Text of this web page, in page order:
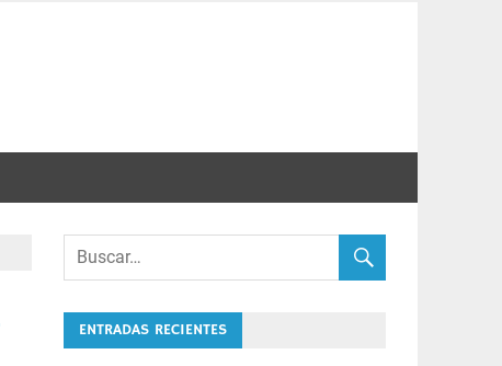
ENTRADAS RECIENTES